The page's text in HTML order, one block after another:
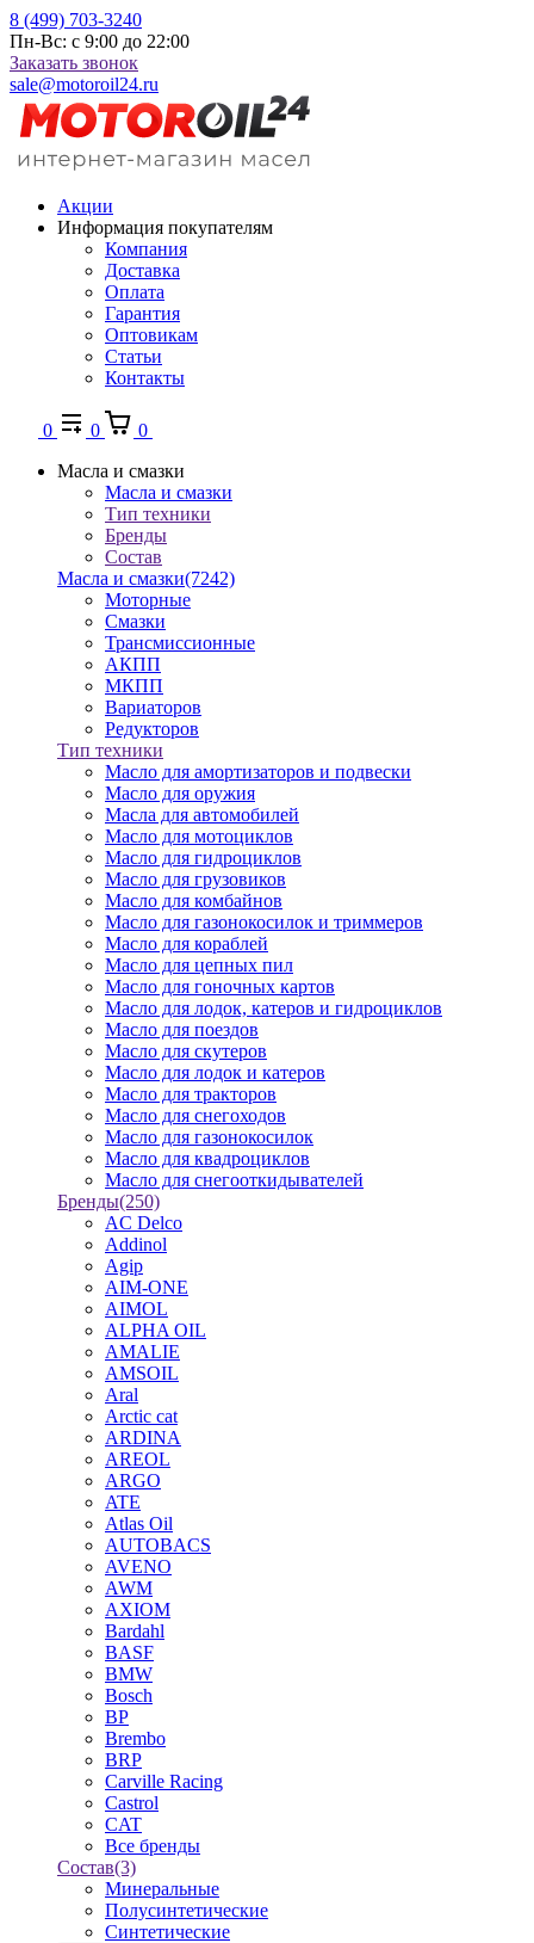
8 (499) 703-3240
Пн-Вс: с 9:00 до 22:00
Заказать звонок
sale@motoroil24.ru
Акции
Информация покупателям
Компания
Доставка
Оплата
Гарантия
Оптовикам
Статьи
Контакты
0 0
0
Масла и смазки
Масла и смазки
Тип техники
Бренды
Состав
Масла и смазки(7242)
Моторные
Смазки
Трансмиссионные
АКПП
МКПП
Вариаторов
Редукторов
Тип техники
Масло для амортизаторов и подвески
Масло для оружия
Масла для автомобилей
Масло для мотоциклов
Масло для гидроциклов
Масло для грузовиков
Масло для комбайнов
Масло для газонокосилок и триммеров
Масло для кораблей
Масло для цепных пил
Масло для гоночных картов
Масло для лодок, катеров и гидроциклов
Масло для поездов
Масло для скутеров
Масло для лодок и катеров
Масло для тракторов
Масло для снегоходов
Масло для газонокосилок
Масло для квадроциклов
Масло для снегооткидывателей
Бренды(250)
AC Delco
Addinol
Agip
AIM-ONE
AIMOL
ALPHA OIL
AMALIE
AMSOIL
Aral
Arctic cat
ARDINA
AREOL
ARGO
ATE
Atlas Oil
AUTOBACS
AVENO
AWM
AXIOM
Bardahl
BASF
BMW
Bosch
BP
Brembo
BRP
Carville Racing
Castrol
CAT
Все бренды
Состав(3)
Минеральные
Полусинтетические
Синтетические